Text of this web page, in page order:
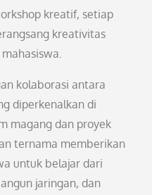
kreatif, setiap
kreativitas
kolaborasi antara
diperkenalkan di
magang dan proyek
ternama memberikan
untuk belajar dari
jaringan, dan